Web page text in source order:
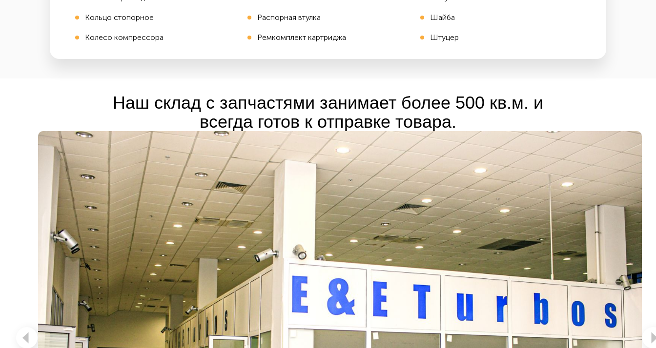
Кольцо стопорное
Колесо компрессора
Распорная втулка
Ремкомплект картриджа
Шайба
Штуцер
Наш склад с запчастями занимает более 500 кв.м. и
всегда готов к отправке товара.